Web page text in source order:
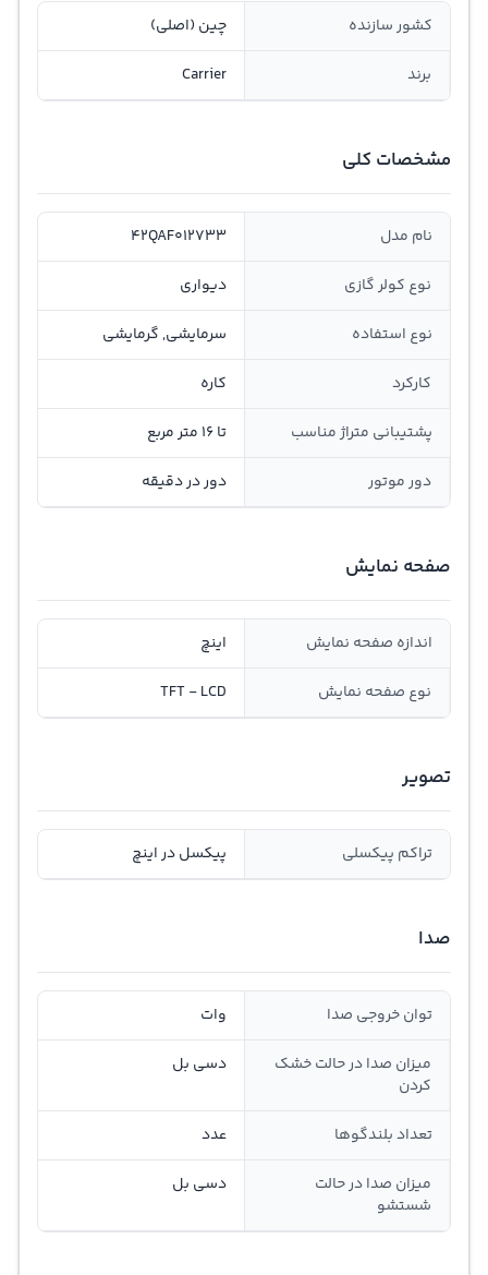
کشور سازنده چین (اصلی)
برند Carrier
مشخصات کلی
نام مدل 42QAF012733
نوع کولر گازی دیواری
نوع استفاده سرمایشی, گرمایشی
کارکرد کاره
پشتیبانی متراژ مناسب تا 16 متر مربع
دور موتور دور در دقیقه
صفحه نمایش
اندازه صفحه نمایش اینچ
نوع صفحه نمایش TFT - LCD
تصویر
تراکم پیکسلی پیکسل در اینچ
صدا
توان خروجی صدا وات
میزان صدا در حالت خشک
کردن
دسی بل
تعداد بلندگوها عدد
میزان صدا در حالت
شستشو
دسی بل